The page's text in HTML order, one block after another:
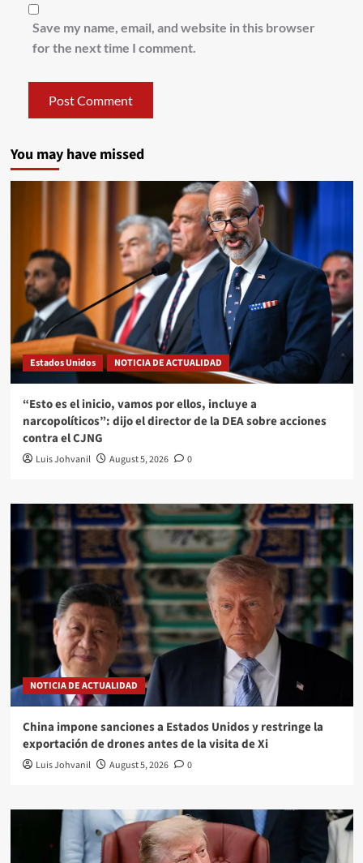
Save my name, email, and website in this browser
for the next time I comment.
You may have missed
Estados Unidos NOTICIA DE ACTUALIDAD
“Esto es el inicio, vamos por ellos, incluye a
narcopolíticos”: dijo el director de la DEA sobre acciones
contra el CJNG
Luis Johvanil August 5, 2026 0
NOTICIA DE ACTUALIDAD
China impone sanciones a Estados Unidos y restringe la
exportación de drones antes de la visita de Xi
Luis Johvanil August 5, 2026 0